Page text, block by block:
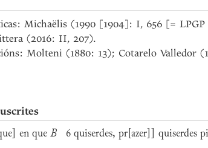
Michaëlis (1990 [1904]: I, 656 [=
(2016: II, 207).
Molteni (1880: 13); Cotarelo Valledor
en que B 6 quiserdes, pr[azer]] quiserdes pi